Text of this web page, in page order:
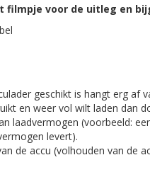
filmpje voor de uitleg en
geschikt is hangt erg af
en weer vol wilt laden dan
laadvermogen (voorbeeld:
levert).
de accu (volhouden van de